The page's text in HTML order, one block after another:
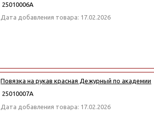
25010006А
Дата добавления товара: 17.02.2026
Повязка на рукав красная Дежурный по академии
25010007А
Дата добавления товара: 17.02.2026